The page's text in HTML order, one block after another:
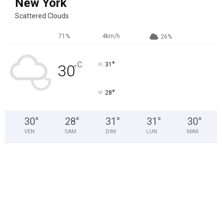
New York
Scattered Clouds
71% 4km/h 26%
30°C 31 °
28°
30°
VEN
28°
SAM
31 °
DIM
31 °
LUN
30°
MAR